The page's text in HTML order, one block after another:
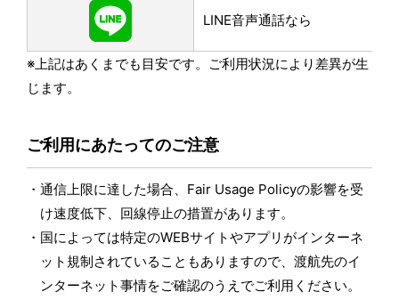
LINE音声通話なら
※上記はあくまでも目安です。ご利用状況により差異が生
じます。
ご利用にあたってのご注意
通信上限に達した場合、Fair Usage Policyの影響を受
け速度低下、回線停止の措置があります。
国によっては特定のWEBサイトやアプリがインターネ
ット規制されていることもありますので、渡航先のイ
ンターネット事情をご確認のうえでご利用ください。